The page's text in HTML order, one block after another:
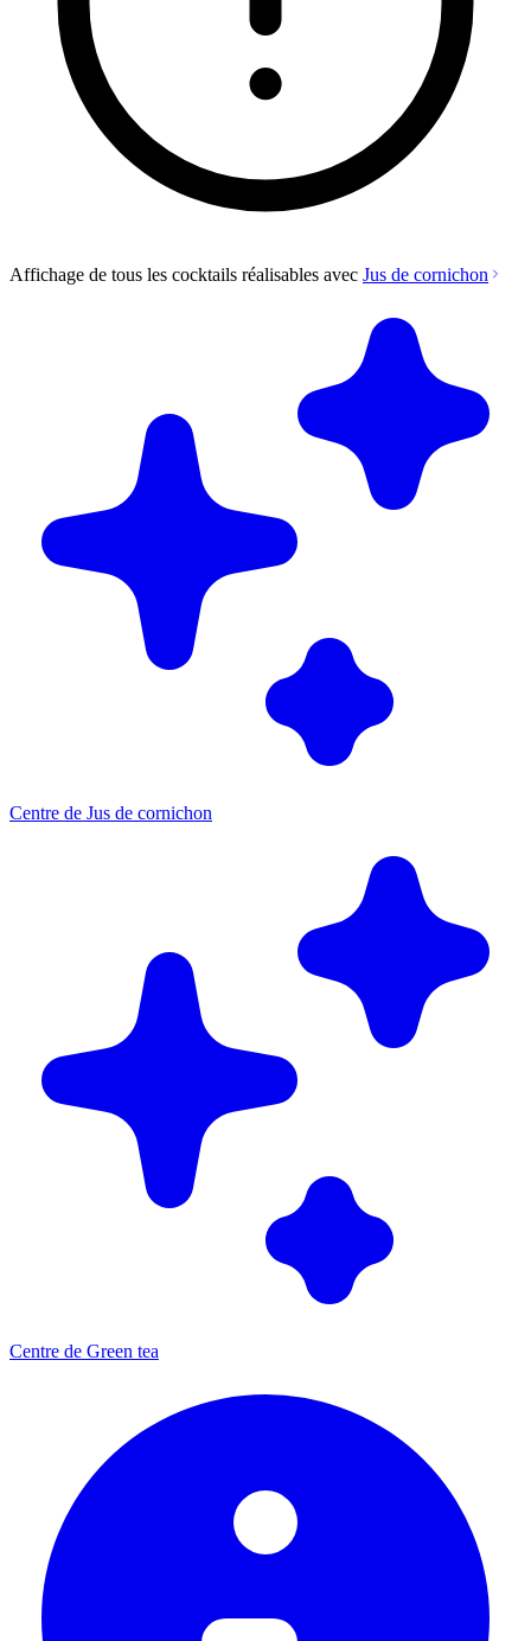
Affichage de tous les cocktails réalisables avec Jus de cornichon
Centre de Jus de cornichon
Centre de Green tea